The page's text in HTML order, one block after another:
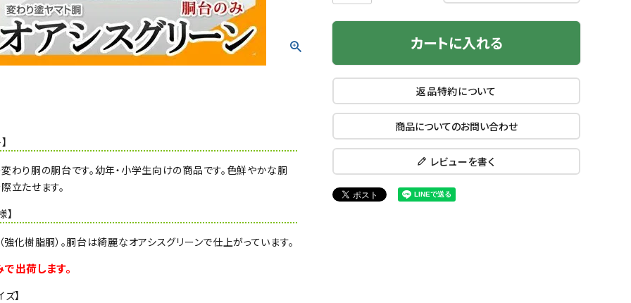
わり胴の胴台です。幼年・小学生向けの商品です。色鮮やかな胴
立たせます。
】
強化樹脂胴）。胴台は綺麗なオアシスグリーンで仕上がっています。
出荷します。
】
カートに入れる
返品特約について
商品についてのお問い合わせ
レビューを書く